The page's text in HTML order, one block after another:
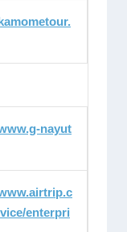
nayut
enterpri